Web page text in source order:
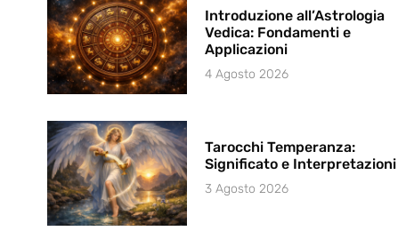
Introduzione all’Astrologia
Vedica: Fondamenti e
Applicazioni
4 Agosto 2026
Tarocchi Temperanza:
Significato e Interpretazioni
3 Agosto 2026